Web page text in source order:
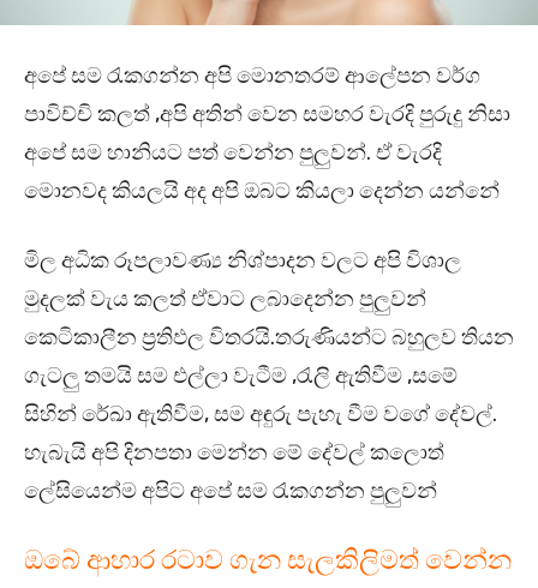
අපේ සම රැකගන්න අපි මොනතරම් ආලේපන වර්ග
පාවිච්චි කලත් ,අපි අතින් වෙන සමහර වැරදි පුරුදු නිසා
අපේ සම හානියට පත් වෙන්න පුලුවන්. ඒ වැරදි
මොනවද කියලයි අද අපි ඔබට කියලා දෙන්න යන්නේ
මිල අධික රූපලාවණ්‍ය නිශ්පාදන වලට අපි විශාල
මුදලක් වැය කලත් ඒවාට ලබාදෙන්න පුලුවන්
කෙටිකාලීන ප්‍රතිඵල විතරයි.තරුණියන්ට බහුලව තියන
ගැටලු තමයි සම එල්ලා වැටීම ,රැලි ඇතිවීම ,සමේ
සිහින් රේඛා ඇතිවීම, සම අඳුරු පැහැ වීම වගේ දේවල්.
හැබැයි අපි දිනපතා මෙන්න මේ දේවල් කලොත්
ලේසියෙන්ම අපිට අපේ සම රැකගන්න පුලුවන්
ඔබේ ආහාර රටාව ගැන සැලකිලිමත් වෙන්න